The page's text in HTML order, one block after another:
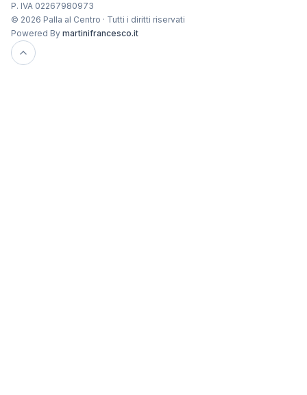
P. IVA 02267980973
© 2026 Palla al Centro · Tutti i diritti riservati
Powered By martinifrancesco.it